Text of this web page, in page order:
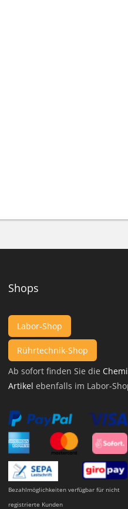
Shops
Labor-Shop
Rührtechnik-Shop
Ab sofort finden Sie die
Artikel ebenfalls im Labor-
Bezahlmöglichkeiten verfügbar für nicht
registrierte Kunden